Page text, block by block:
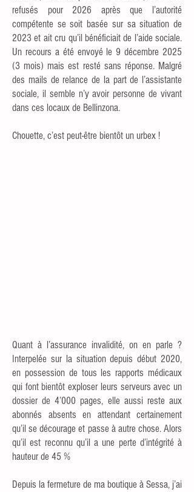
refusés pour 2026 après que l’autorité
compétente se soit basée sur sa situation de
2023 et ait cru qu’il bénéficiait de l’aide sociale.
Un recours a été envoyé le 9 décembre 2025
(3 mois) mais est resté sans réponse. Malgré
des mails de relance de la part de l’assistante
sociale, il semble n’y avoir personne de vivant
dans ces locaux de Bellinzona.
Chouette, c’est peut-être bientôt un urbex !
Quant à l’assurance invalidité, on en parle ?
Interpelée sur la situation depuis début 2020,
en possession de tous les rapports médicaux
qui font bientôt exploser leurs serveurs avec un
dossier de 4’000 pages, elle aussi reste aux
abonnés absents en attendant certainement
qu’il se décourage et passe à autre chose. Alors
qu’il est reconnu qu’il a une perte d’intégrité à
hauteur de 45 %
Depuis la fermeture de ma boutique à Sessa, j’ai